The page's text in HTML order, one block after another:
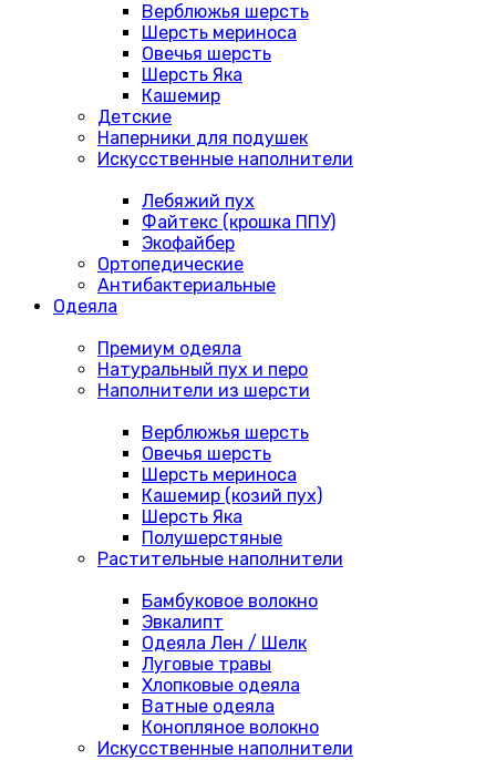
Верблюжья шерсть
Шерсть мериноса
Овечья шерсть
Шерсть Яка
Кашемир
Детские
Наперники для подушек
Искусственные наполнители
Лебяжий пух
Файтекс (крошка ППУ)
Экофайбер
Ортопедические
Антибактериальные
Одеяла
Премиум одеяла
Натуральный пух и перо
Наполнители из шерсти
Верблюжья шерсть
Овечья шерсть
Шерсть мериноса
Кашемир (козий пух)
Шерсть Яка
Полушерстяные
Растительные наполнители
Бамбуковое волокно
Эвкалипт
Одеяла Лен / Шелк
Луговые травы
Хлопковые одеяла
Ватные одеяла
Конопляное волокно
Искусственные наполнители